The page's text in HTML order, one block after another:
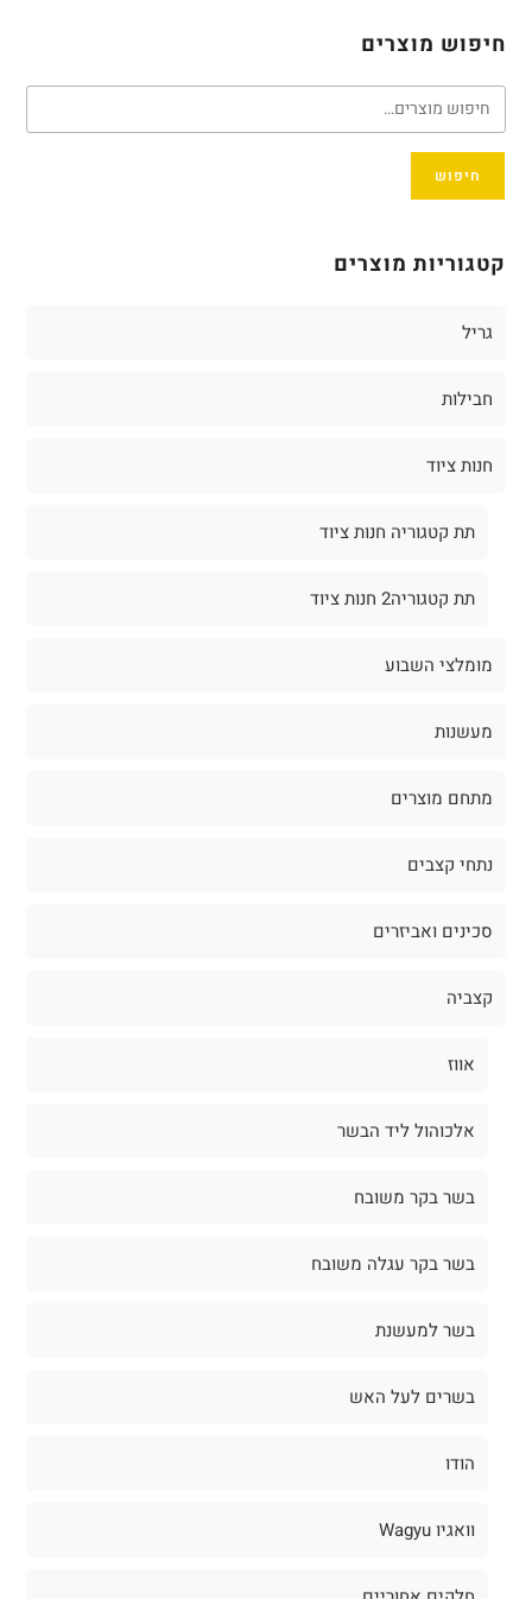
חיפוש מוצרים
חיפוש
קטגוריות מוצרים
גריל
חבילות
חנות ציוד
תת קטגוריה חנות ציוד
תת קטגוריה2 חנות ציוד
מומלצי השבוע
מעשנות
מתחם מוצרים
נתחי קצבים
סכינים ואביזרים
קצביה
אווז
אלכוהול ליד הבשר
בשר בקר משובח
בשר בקר עגלה משובח
בשר למעשנת
בשרים לעל האש
הודו
וואגיו Wagyu